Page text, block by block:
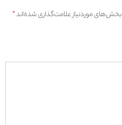
بخش‌های موردنیاز علامت‌گذاری شده‌اند*